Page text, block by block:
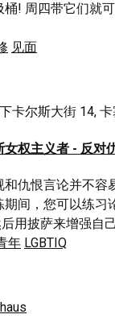
桶! 周四带它们就
见面
卡尔斯大街 14,
女权主义者 - 反对
和仇恨言论并不容
期间，您可以练习
用披萨来增强自
年 LGBTIQ